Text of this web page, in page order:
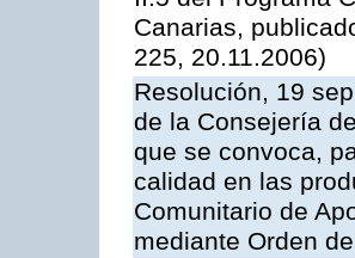
Canarias,
225, 20.11.2006)
Resolución, 19
de la Consejería
que se convoca,
calidad en las
Comunitario de
mediante Orden